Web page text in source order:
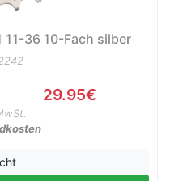
11-36 10-Fach silber
29.95€